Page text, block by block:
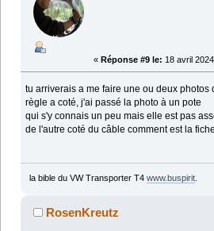
« Réponse #9 le: 18 avril
tu arriverais a me faire une ou deux photos
règle a coté, j'ai passé la photo à un pote
qui s'y connais un peu mais elle est pas
de l'autre coté du câble comment est la
la bible du VW Transporter T4 www.buspirit.
RosenKreutz